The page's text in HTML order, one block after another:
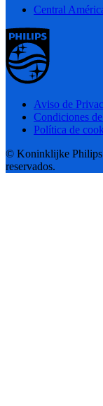
Central
Aviso de
Condiciones
Política de
© Koninklijke Philips
reservados.